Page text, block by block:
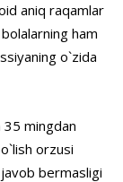
aniq raqamlar
ham
o`zida
mingdan
orzusi
bermasligi